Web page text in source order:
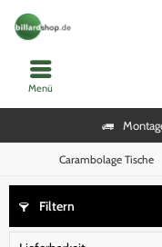
Menü
Carambolage Tische
Filtern